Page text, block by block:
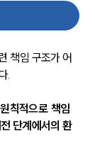
책임 구조가 어
.
칙적으로 책임
단계에서의 환